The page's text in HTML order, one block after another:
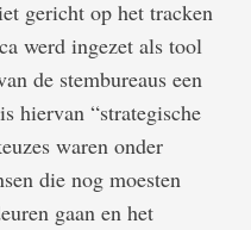
gericht op het tracken
werd ingezet als tool
de stembureaus een
hiervan “strategische
waren onder
die nog moesten
gaan en het